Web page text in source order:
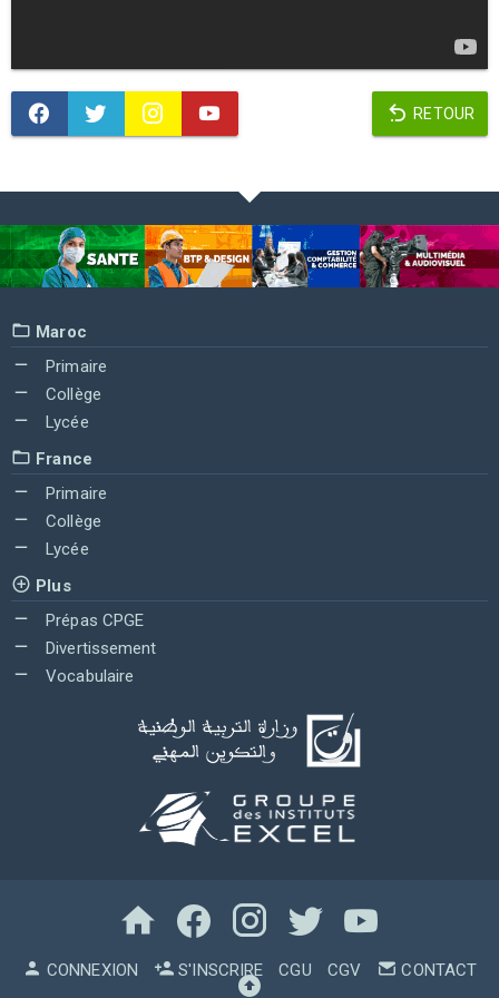
RETOUR
Maroc
Primaire
Collège
Lycée
France
Primaire
Collège
Lycée
Plus
Prépas CPGE
Divertissement
Vocabulaire
CONNEXION S'INSCRIRE CGU CGV CONTACT